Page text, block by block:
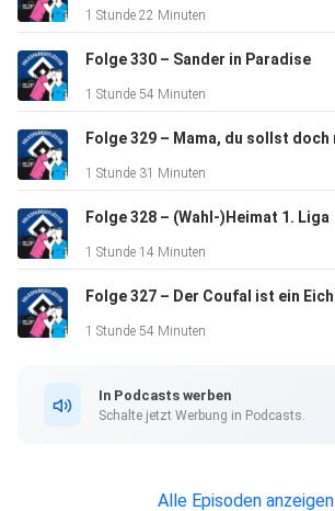
1 Stunde 22 Minuten
Folge 330 – Sander in Paradise
1 Stunde 54 Minuten
1 Stunde 31 Minuten
Folge 328 – (Wahl-)Heimat 1. Liga
1 Stunde 14 Minuten
1 Stunde 54 Minuten
In Podcasts werben
Schalte jetzt Werbung in Podcasts.
Alle Episoden anzeigen